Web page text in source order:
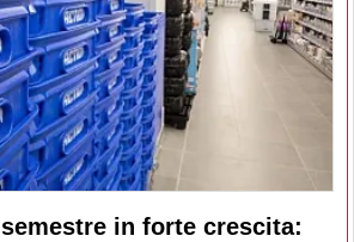
in forte crescita: